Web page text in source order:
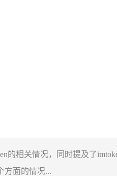
的相关情况，同时提及了
方面的情况...